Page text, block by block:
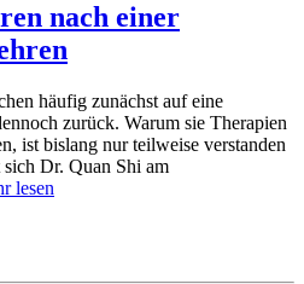
nach einer
häufig zunächst auf eine
zurück. Warum sie Therapien
ist bislang nur teilweise verstanden
Dr. Quan Shi am
lesen